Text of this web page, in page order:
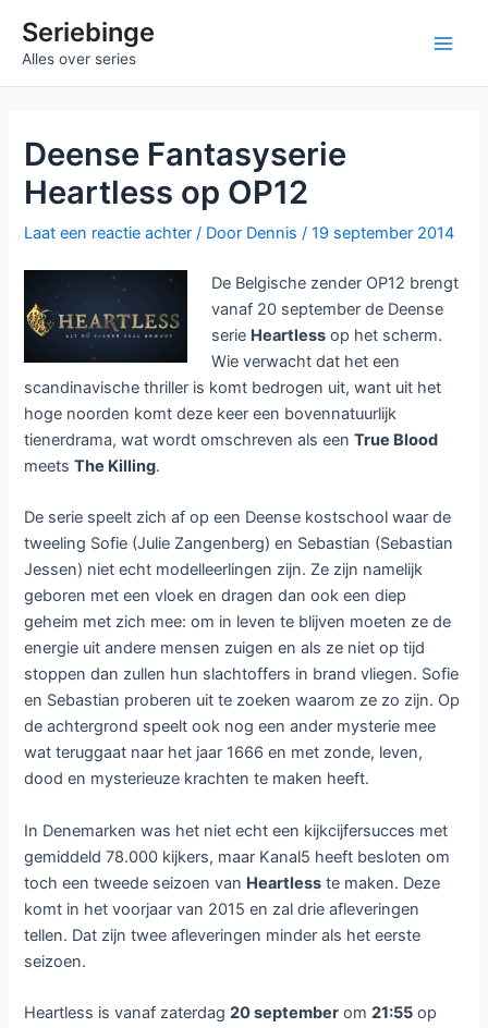
naarSeriebinge
Alles over series
Deense Fantasyserie
Heartless op OP12
Laat een reactie achter / Door Dennis/19 september 2014
De Belgische zender OP12 brengt
vanaf 20 september de Deense
serie Heartless op het scherm.
Wie verwacht dat het een
scandinavische thriller is komt bedrogen uit, want uit het
hoge noorden komt deze keer een bovennatuurlijk
tienerdrama, wat wordt omschreven als eenTrue Blood
meetsThe Killing.
De serie speelt zich af op een Deense kostschool waar de
tweeling Sofie (Julie Zangenberg) en Sebastian (Sebastian
Jessen) niet echt modelleerlingen zijn. Ze zijn namelijk
geboren met een vloek en dragen dan ook een diep
geheim met zich mee: om in leven te blijven moeten ze de
energie uit andere mensen zuigen en als ze niet op tijd
stoppen dan zullen hun slachtoffers in brand vliegen. Sofie
en Sebastian proberen uit te zoeken waarom ze zo zijn. Op
de achtergrond speelt ook nog een ander mysterie mee
wat teruggaat naar het jaar 1666 en met zonde, leven,
dood en mysterieuze krachten te maken heeft.
In Denemarken was het niet echt een kijkcijfersucces met
gemiddeld 78.000 kijkers, maar Kanal5 heeft besloten om
toch een tweede seizoen van Heartless te maken. Deze
komt in het voorjaar van 2015 en zal drie afleveringen
tellen. Dat zijn twee afleveringen minder als het eerste
seizoen.
Heartless is vanaf zaterdag20 september om21:55 op